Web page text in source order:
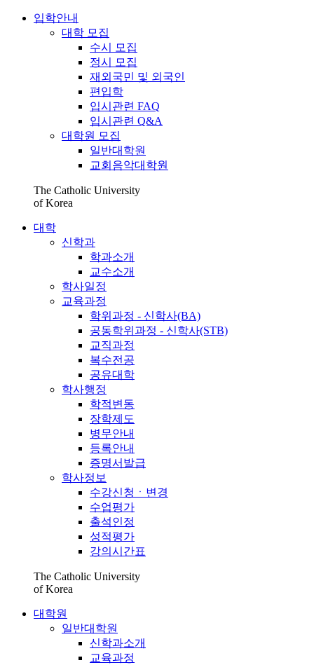
입학안내
대학 모집
수시 모집
정시 모집
재외국민 및 외국인
편입학
입시관련 FAQ
입시관련 Q&A
대학원 모집
일반대학원
교회음악대학원
The Catholic University
of Korea
대학
신학과
학과소개
교수소개
학사일정
교육과정
학위과정 - 신학사(BA)
공동학위과정 - 신학사(STB)
교직과정
복수전공
공유대학
학사행정
학적변동
장학제도
병무안내
등록안내
증명서발급
학사정보
수강신청ㆍ변경
수업평가
출석인정
성적평가
강의시간표
The Catholic University
of Korea
대학원
일반대학원
신학과소개
교육과정